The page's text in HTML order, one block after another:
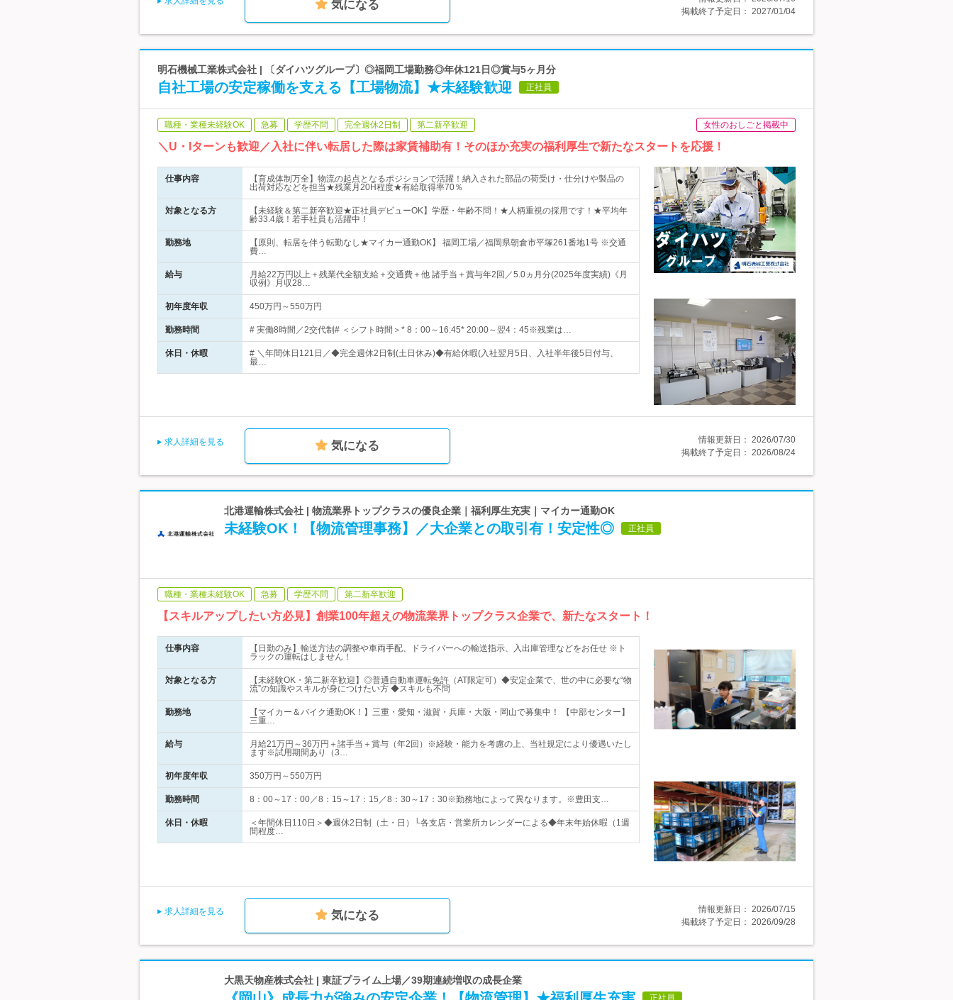
気になる
掲載終了予定日： 2027/01/04
明石機械工業株式会社 | 〔ダイハツグループ〕◎福岡工場勤務◎年休121日◎賞与5ヶ月分
自社工場の安定稼働を支える【工場物流】★未経験歓迎 正社員
職種・業種未経験OK 急募 学歴不問 完全週休2日制 第二新卒歓迎 女性のおしごと掲載中
＼U・Iターンも歓迎／入社に伴い転居した際は家賃補助有！そのほか充実の福利厚生で新たなスタートを応援！
仕事内容
【育成体制万全】物流の起点となるポジションで活躍！納入された部品の荷受け・仕分けや製品の
出荷対応などを担当★残業月20H程度★有給取得率70％
対象となる方
【未経験＆第二新卒歓迎★正社員デビューOK】学歴・年齢不問！★人柄重視の採用です！★平均年
齢33.4歳！若手社員も活躍中！
勤務地
【原則、転居を伴う転勤なし★マイカー通勤OK】 福岡工場／福岡県朝倉市平塚261番地1号 ※交通
費…
給与
月給22万円以上＋残業代全額支給＋交通費＋他 諸手当＋賞与年2回／5.0ヵ月分(2025年度実績)《月
収例》月収28…
初年度年収 450万円～550万円
勤務時間 # 実働8時間／2交代制# ＜シフト時間＞* 8：00～16:45* 20:00～翌4：45※残業は…
休日・休暇
# ＼年間休日121日／◆完全週休2日制(土日休み)◆有給休暇(入社翌月5日、入社半年後5日付与、
最…
求人詳細を見る 気になる 情報更新日： 2026/07/30
掲載終了予定日： 2026/08/24
北港運輸株式会社 | 物流業界トップクラスの優良企業｜福利厚生充実｜マイカー通勤OK
未経験OK！【物流管理事務】／大企業との取引有！安定性◎ 正社員
職種・業種未経験OK 急募 学歴不問 第二新卒歓迎
【スキルアップしたい方必見】創業100年超えの物流業界トップクラス企業で、新たなスタート！
仕事内容
【日勤のみ】輸送方法の調整や車両手配、ドライバーへの輸送指示、入出庫管理などをお任せ ※ト
ラックの運転はしません！
対象となる方
【未経験OK・第二新卒歓迎】◎普通自動車運転免許（AT限定可）◆安定企業で、世の中に必要な“物
流”の知識やスキルが身につけたい方 ◆スキルも不問
勤務地
【マイカー＆バイク通勤OK！】三重・愛知・滋賀・兵庫・大阪・岡山で募集中！ 【中部センター】
三重…
給与
月給21万円～36万円＋諸手当＋賞与（年2回）※経験・能力を考慮の上、当社規定により優遇いたし
ます※試用期間あり（3…
初年度年収 350万円～550万円
勤務時間 8：00～17：00／8：15～17：15／8：30～17：30※勤務地によって異なります。※豊田支…
休日・休暇
＜年間休日110日＞◆週休2日制（土・日）└各支店・営業所カレンダーによる◆年末年始休暇（1週
間程度…
求人詳細を見る 気になる 情報更新日： 2026/07/15
掲載終了予定日： 2026/09/28
大黒天物産株式会社 | 東証プライム上場／39期連続増収の成長企業
正社員